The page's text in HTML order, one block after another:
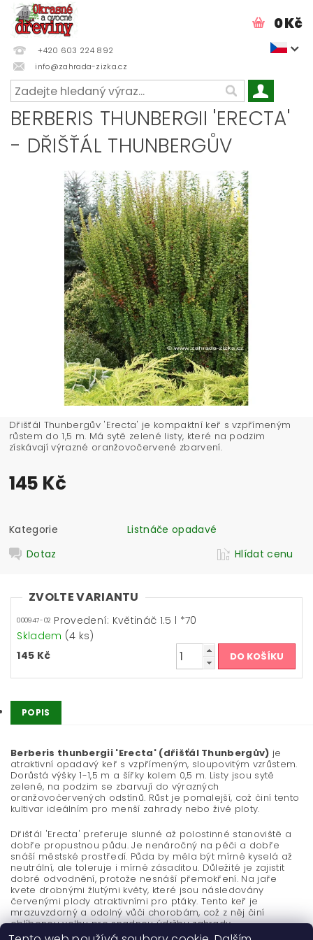
+420 603 224 892
info@zahrada-zizka.cz
0 Kč
BERBERIS THUNBERGII 'ERECTA'
- DŘIŠŤÁL THUNBERGŮV
Dřišťál Thunbergův 'Erecta' je kompaktní keř s vzpřímeným
růstem do 1,5 m. Má sytě zelené listy, které na podzim
získávají výrazné oranžovočervené zbarvení.
145 Kč
Kategorie
Listnáče opadavé
Dotaz
Hlídat cenu
ZVOLTE VARIANTU
000947-02 Provedení: Květináč 1.5 l *70
Skladem (4 ks)
145 Kč
POPIS
Berberis thunbergii 'Erecta' (dřišťál Thunbergův) je
atraktivní opadavý keř s vzpřímeným, sloupovitým vzrůstem.
Dorůstá výšky 1-1,5 m a šířky kolem 0,5 m. Listy jsou sytě
zelené, na podzim se zbarvují do výrazných
oranžovočervených odstínů. Růst je pomalejší, což činí tento
kultivar ideálním pro menší zahrady nebo živé ploty.
Dřišťál 'Erecta' preferuje slunné až polostinné stanoviště a
dobře propustnou půdu. Je nenáročný na péči a dobře
snáší městské prostředí. Půda by měla být mírně kyselá až
neutrální, ale toleruje i mírně zásaditou. Důležité je zajistit
dobré odvodnění, protože nesnáší přemokření. Na jaře
kvete drobnými žlutými květy, které jsou následovány
červenými plody atraktivními pro ptáky. Tento keř je
mrazuvzdorný a odolný vůči chorobám, což z něj činí
oblíbenou volbu pro snadnou údržbu zahrady.